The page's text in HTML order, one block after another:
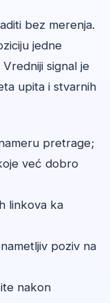
bez merenja.
jedne
signal je
upita i stvarnih
pretrage;
već dobro
linkova ka
poziv na
nakon